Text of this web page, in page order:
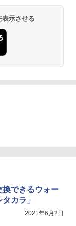
表示させる
換できるウォー
カラ」
2021年6月2日